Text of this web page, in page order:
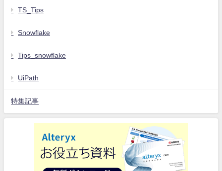
TS_Tips
Snowflake
Tips_snowflake
UiPath
特集記事